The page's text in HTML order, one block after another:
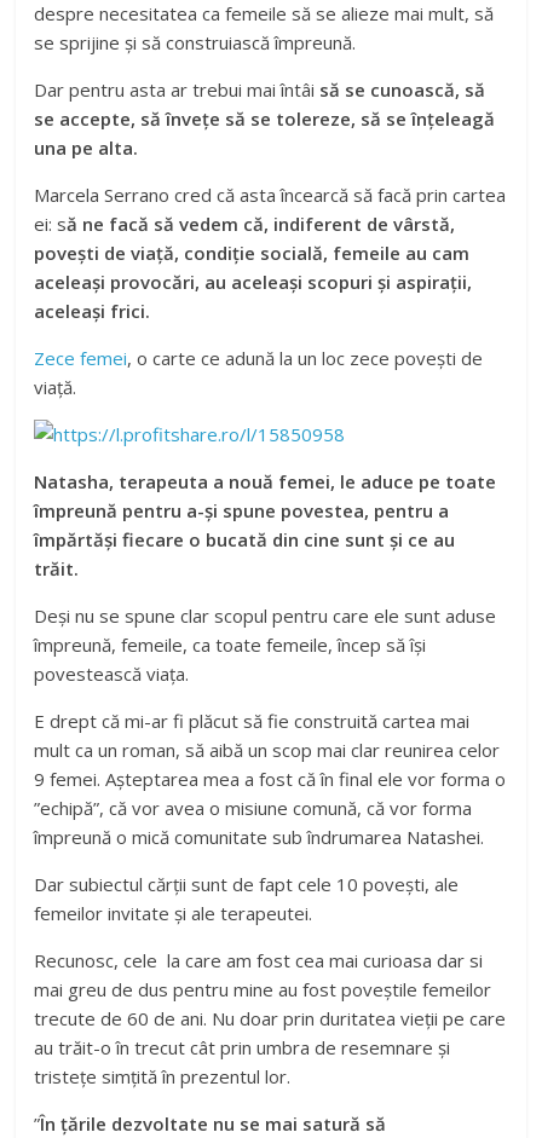
despre necesitatea ca femeile să se alieze mai mult, să
se sprijine și să construiască împreună.
Dar pentru asta ar trebui mai întâi să se cunoască, să
se accepte, să învețe să se tolereze, să se înțeleagă
una pe alta.
Marcela Serrano cred că asta încearcă să facă prin cartea
ei: să ne facă să vedem că, indiferent de vârstă,
povești de viață, condiție socială, femeile au cam
aceleași provocări, au aceleași scopuri și aspirații,
aceleași frici.
Zece femei, o carte ce adună la un loc zece povești de
viață.
Natasha, terapeuta a nouă femei, le aduce pe toate
împreună pentru a-și spune povestea, pentru a
împărtăși fiecare o bucată din cine sunt și ce au
trăit.
Deși nu se spune clar scopul pentru care ele sunt aduse
împreună, femeile, ca toate femeile, încep să își
povestească viața.
E drept că mi-ar fi plăcut să fie construită cartea mai
mult ca un roman, să aibă un scop mai clar reunirea celor
9 femei. Așteptarea mea a fost că în final ele vor forma o
”echipă”, că vor avea o misiune comună, că vor forma
împreună o mică comunitate sub îndrumarea Natashei.
Dar subiectul cărții sunt de fapt cele 10 povești, ale
femeilor invitate și ale terapeutei.
Recunosc, cele la care am fost cea mai curioasa dar si
mai greu de dus pentru mine au fost poveștile femeilor
trecute de 60 de ani. Nu doar prin duritatea vieții pe care
au trăit-o în trecut cât prin umbra de resemnare și
tristețe simțită în prezentul lor.
”În țările dezvoltate nu se mai satură să